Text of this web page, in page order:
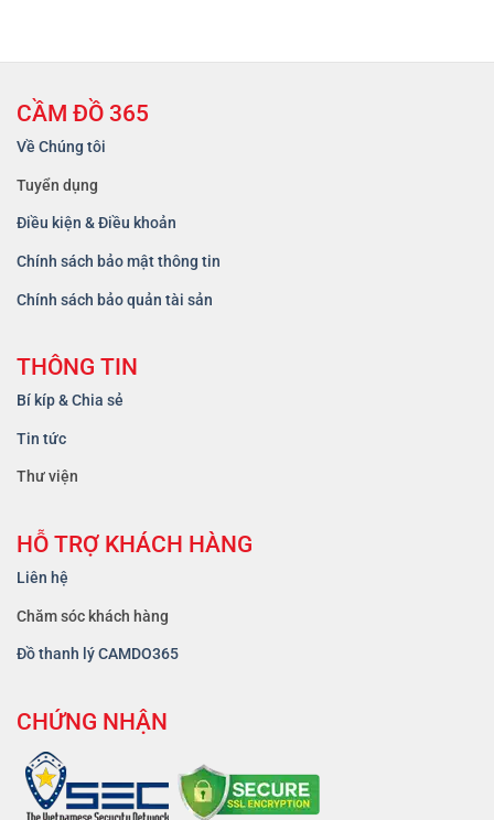
CẦM ĐỒ 365
Về Chúng tôi
Tuyển dụng
Điều kiện & Điều khoản
Chính sách bảo mật thông tin
Chính sách bảo quản tài sản
THÔNG TIN
Bí kíp & Chia sẻ
Tin tức
Thư viện
HỖ TRỢ KHÁCH HÀNG
Liên hệ
Chăm sóc khách hàng
Đồ thanh lý CAMDO365
CHỨNG NHẬN